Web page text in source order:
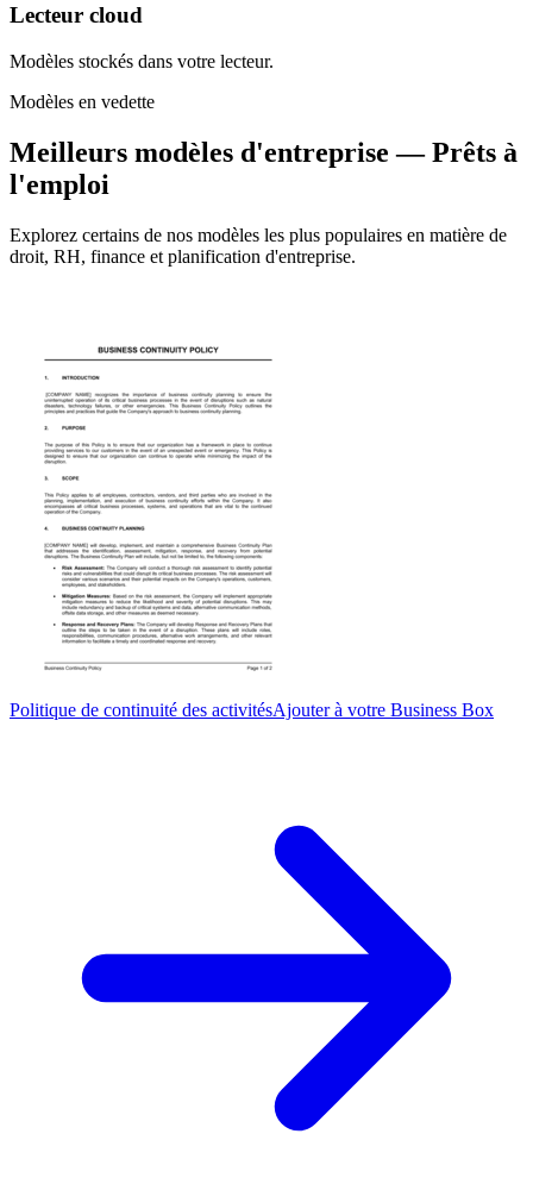
Lecteur cloud
Modèles stockés dans votre lecteur.
Modèles en vedette
Meilleurs modèles d'entreprise — Prêts à
l'emploi
Explorez certains de nos modèles les plus populaires en matière de
droit, RH, finance et planification d'entreprise.
Politique de continuité des activitésAjouter à votre Business Box